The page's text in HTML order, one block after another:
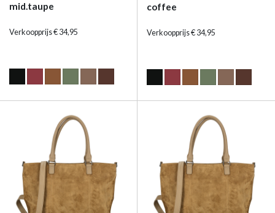
mid.taupe
Verkoopprijs € 34,95
coffee
Verkoopprijs € 34,95